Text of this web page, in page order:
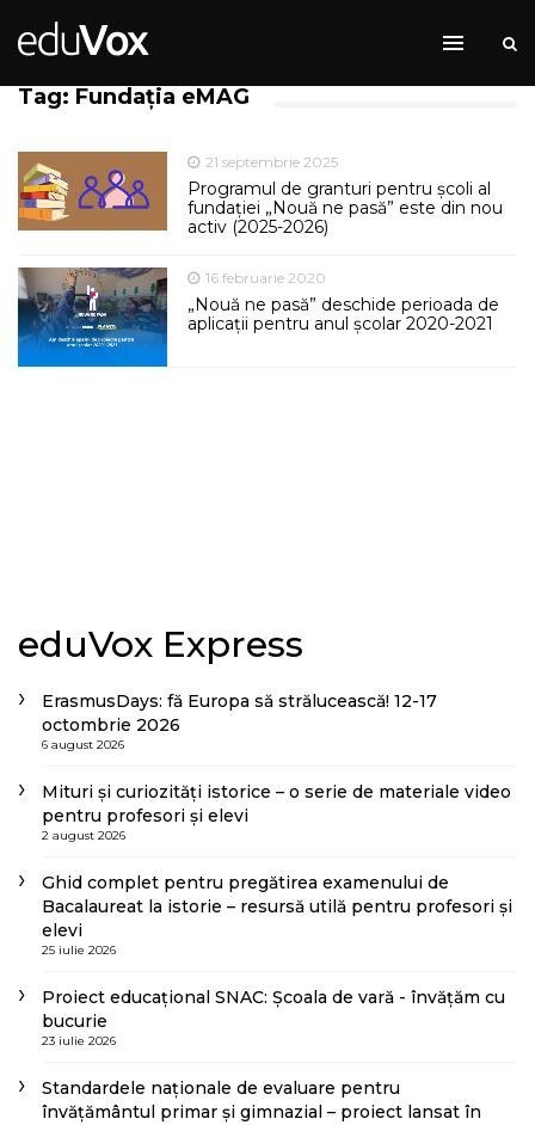
Tag: Fundația eMAG
21 septembrie 2025
Programul de granturi pentru școli al
fundației „Nouă ne pasă” este din nou
activ (2025-2026)
16 februarie 2020
„Nouă ne pasă” deschide perioada de
aplicații pentru anul școlar 2020-2021
eduVox Express
ErasmusDays: fă Europa să strălucească! 12-17
octombrie 2026
6 august 2026
Mituri și curiozități istorice – o serie de materiale video
pentru profesori și elevi
2 august 2026
Ghid complet pentru pregătirea examenului de
Bacalaureat la istorie – resursă utilă pentru profesori și
elevi
25 iulie 2026
Proiect educațional SNAC: Școala de vară - învățăm cu
bucurie
23 iulie 2026
Standardele naționale de evaluare pentru
învățământul primar și gimnazial – proiect lansat în